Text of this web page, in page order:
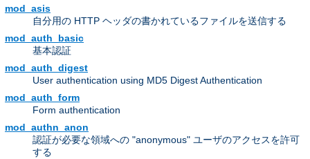
mod_asis
自分用の HTTP ヘッダの書かれているファイルを送信する
mod_auth_basic
基本認証
mod_auth_digest
User authentication using MD5 Digest Authentication
mod_auth_form
Form authentication
mod_authn_anon
認証が必要な領域への "anonymous" ユーザのアクセスを許可
する